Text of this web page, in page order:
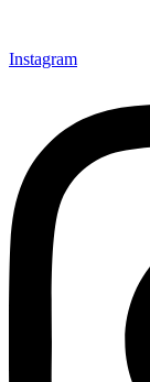
Instagram